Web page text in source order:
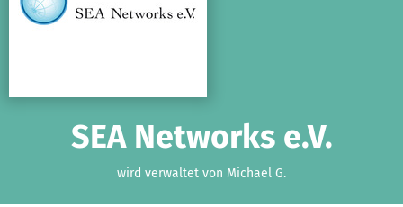
SEA Networks e.V.
wird verwaltet von Michael G.